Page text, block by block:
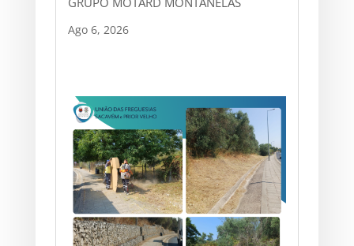
Ago 6, 2026